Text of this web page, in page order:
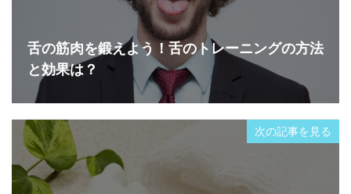
舌の筋肉を鍛えよう！舌のトレーニングの方法
と効果は？
次の記事を見る